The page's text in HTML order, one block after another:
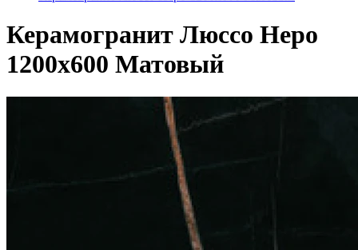
Керамогранит Люссо Неро
1200x600 Матовый